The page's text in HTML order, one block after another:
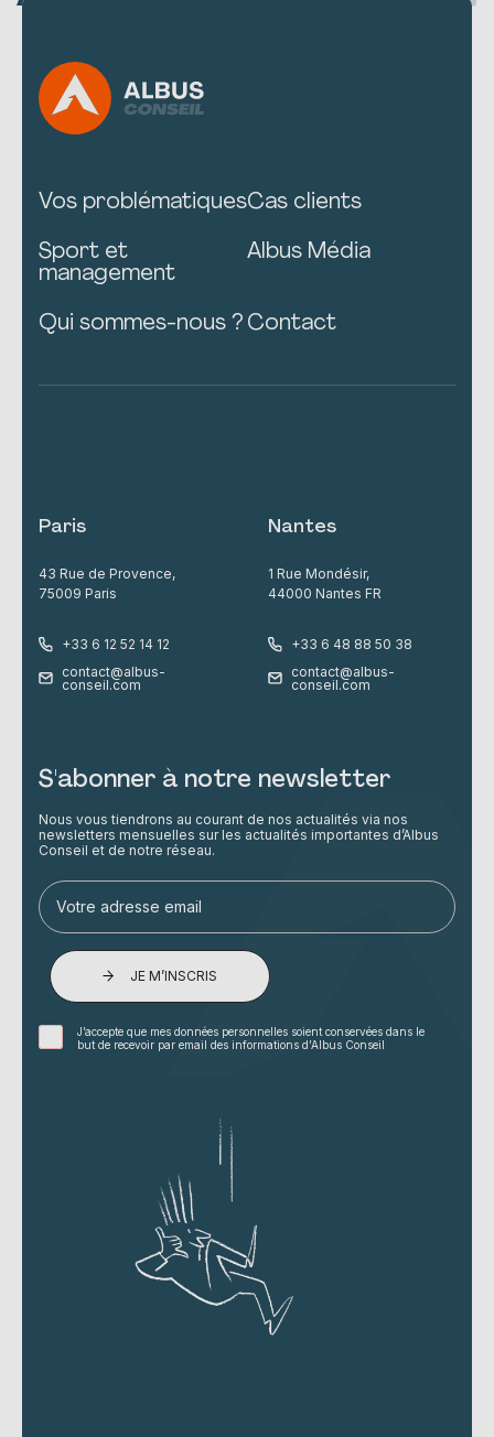
Vos problématiquesCas clients
Sport et
management
Albus Média
Qui sommes-nous ? Contact
Paris
43 Rue de Provence,
75009 Paris
+33 6 12 52 14 12
contact@albus-
conseil.com
Nantes
1 Rue Mondésir,
44000 Nantes FR
+33 6 48 88 50 38
contact@albus-
conseil.com
S'abonner à notre newsletter
Nous vous tiendrons au courant de nos actualités via nos
newsletters mensuelles sur les actualités importantes d’Albus
Conseil et de notre réseau.
JE M’INSCRIS
J’accepte que mes données personnelles soient conservées dans le
but de recevoir par email des informations d’Albus Conseil